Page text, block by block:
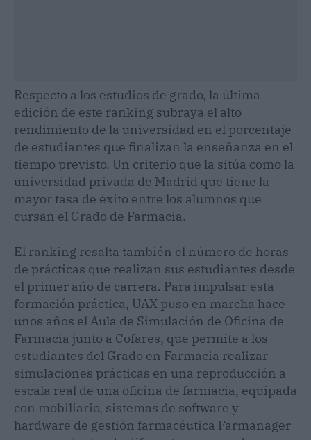
Respecto a los estudios de grado, la última
edición de este ranking subraya el alto
rendimiento de la universidad en el porcentaje
de estudiantes que finalizan la enseñanza en el
tiempo previsto. Un criterio que la sitúa como la
universidad privada de Madrid que tiene la
mayor tasa de éxito entre los alumnos que
cursan el Grado de Farmacia.
El ranking resalta también el número de horas
de prácticas que realizan sus estudiantes desde
el primer año de carrera. Para impulsar esta
formación práctica, UAX puso en marcha hace
unos años el Aula de Simulación de Oficina de
Farmacia junto a Cofares, que permite a los
estudiantes del Grado en Farmacia realizar
simulaciones prácticas en una reproducción a
escala real de una oficina de farmacia, equipada
con mobiliario, sistemas de software y
hardware de gestión farmacéutica Farmanager